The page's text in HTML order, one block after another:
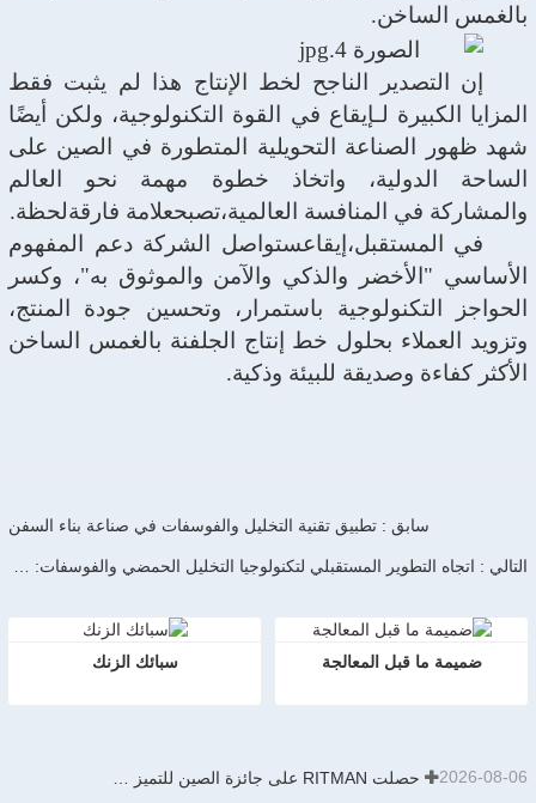
بالغمس الساخن.
إن التصدير الناجح لخط الإنتاج هذا لم يثبت فقط
المزايا الكبيرة لـإيقاع في القوة التكنولوجية، ولكن أيضًا
شهد ظهور الصناعة التحويلية المتطورة في الصين على
الساحة الدولية، واتخاذ خطوة مهمة نحو العالم
والمشاركة في المنافسة العالمية،تصبحعلامة فارقةلحظة.
في المستقبل،إيقاعستواصل الشركة دعم المفهوم
الأساسي "الأخضر والذكي والآمن والموثوق به"، وكسر
الحواجز التكنولوجية باستمرار، وتحسين جودة المنتج،
وتزويد العملاء بحلول خط إنتاج الجلفنة بالغمس الساخن
الأكثر كفاءة وصديقة للبيئة وذكية.
سابق : تطبيق تقنية التخليل والفوسفات في صناعة بناء السفن
سبائك الزنك ضميمة ما قبل المعالجة
2026-08-06